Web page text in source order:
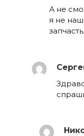
А не
я не
запчасть.